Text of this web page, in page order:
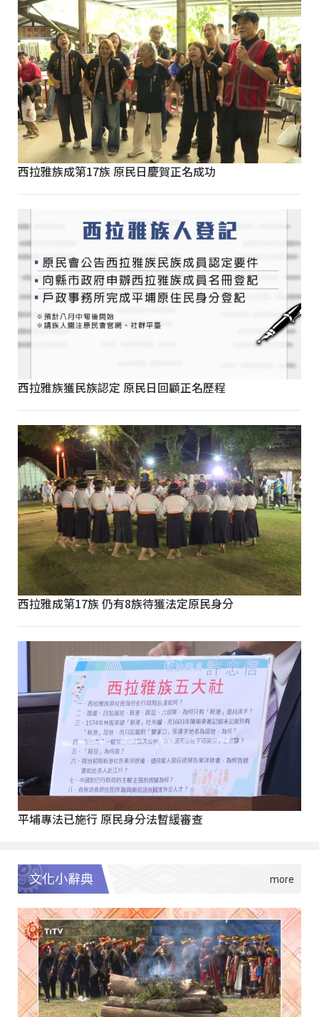
西拉雅族成第17族 原民日慶賀正名成功
西拉雅族獲民族認定 原民日回顧正名歷程
西拉雅成第17族 仍有8族待獲法定原民身分
平埔專法已施行 原民身分法暫緩審查
文化小辭典